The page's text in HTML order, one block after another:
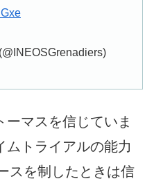
マスを信じていま
ムトライアルの能力
スを制したときは信